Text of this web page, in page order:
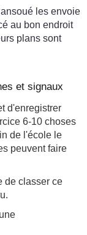
les envoie
au bon endroit
plans sont
et signaux
d'enregistrer
6-10 choses
de l'école le
peuvent faire
de classer ce